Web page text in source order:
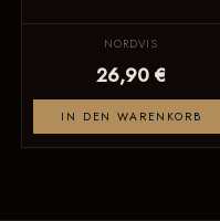
NORDVIS
26,90 €
IN DEN WARENKORB